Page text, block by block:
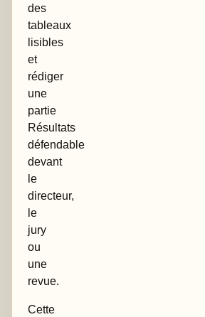
des
tableaux
lisibles
et
rédiger
une
partie
Résultats
défendable
devant
le
directeur,
le
jury
ou
une
revue.
Cette